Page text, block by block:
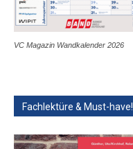
VC Magazin Wandkalender 2026
Fachlektüre & Must-have!